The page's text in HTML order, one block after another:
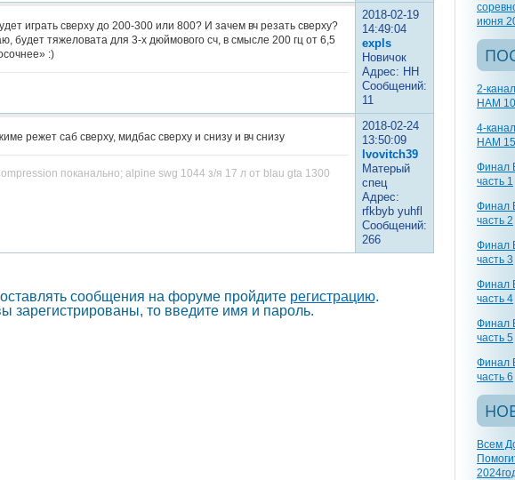
играть сверху до 200-300 или 800? И зачем вч резать сверху?
будет тяжеловата для 3-х дюймового сч, в смысле 200 гц от 6,5
:)
2018-02-19
14:49:04
expls
Новичок
Адрес: НН
Сообщений:
11
режет саб сверху, мидбас сверху и снизу и вч снизу
поканально; alpine swg 1044 з/я 17 л от blau gta 1300
2018-02-24
13:50:09
lvovitch39
Матерый
спец
Адрес:
rfkbyb yuhfl
Сообщений:
266
сообщения на форуме пройдите регистрацию.
зарегистрированы, то введите имя и пароль.
июня
2-
HAM
4-
HAM
Финал
часть 1
Финал
часть 2
Финал
часть 3
Финал
часть 4
Финал
часть 5
Финал
часть 6
Всем